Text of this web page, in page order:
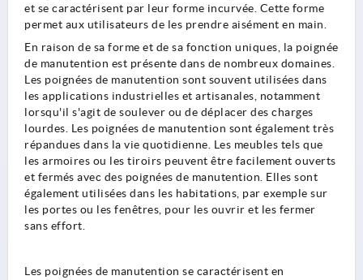
et se caractérisent par leur forme incurvée. Cette forme
permet aux utilisateurs de les prendre aisément en main.
En raison de sa forme et de sa fonction uniques, la poignée
de manutention est présente dans de nombreux domaines.
Les poignées de manutention sont souvent utilisées dans
les applications industrielles et artisanales, notamment
lorsqu'il s'agit de soulever ou de déplacer des charges
lourdes. Les poignées de manutention sont également très
répandues dans la vie quotidienne. Les meubles tels que
les armoires ou les tiroirs peuvent être facilement ouverts
et fermés avec des poignées de manutention. Elles sont
également utilisées dans les habitations, par exemple sur
les portes ou les fenêtres, pour les ouvrir et les fermer
sans effort.
Les poignées de manutention se caractérisent en